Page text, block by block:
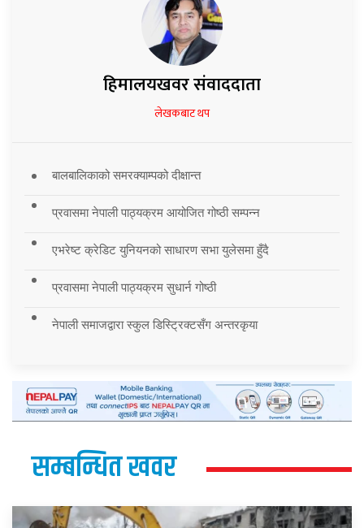
हिमालयखवर संवाददाता
लेखकबाट थप
बालबालिकाको समरक्याम्पको दीक्षान्त
प्रवासमा नेपाली पाठ्यक्रम आयोजित गोष्ठी सम्पन्न
एभरेष्ट क्रेडिट युनियनको साधारण सभा युलेसमा हुँदै
प्रवासमा नेपाली पाठ्यक्रम सुधार्न गोष्ठी
नेपाली समाजद्वारा स्कुल डिस्ट्रिक्टसँग अन्तरकृया
सम्बन्धित खवर